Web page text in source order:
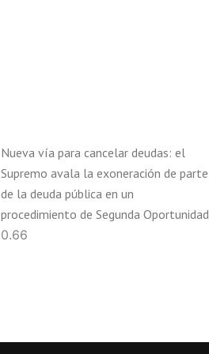
Nueva vía para cancelar deudas: el
Supremo avala la exoneración de parte
de la deuda pública en un
procedimiento de Segunda Oportunidad